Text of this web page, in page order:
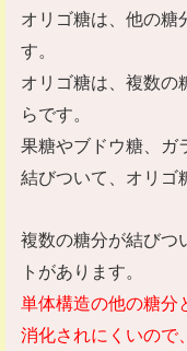
オリゴ糖は、他の糖
す。
オリゴ糖は、複数の
らです。
果糖やブドウ糖、ガ
結びついて、オリゴ
複数の糖分が結びつ
トがあります。
単体構造の他の糖分
消化されにくいので